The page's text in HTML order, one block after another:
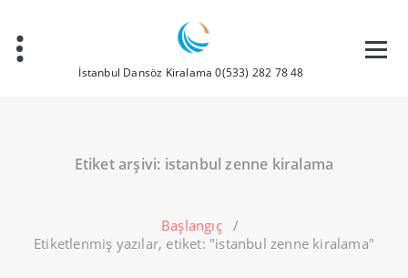
İstanbul Dansöz Kiralama 0(533) 282 78 48
Etiket arşivi: istanbul zenne kiralama
Başlangıç/
Etiketlenmiş yazılar, etiket: "istanbul zenne kiralama"